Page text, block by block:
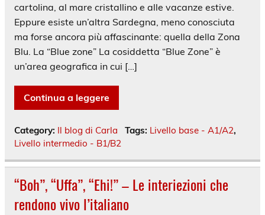
cartolina, al mare cristallino e alle vacanze estive.
Eppure esiste un’altra Sardegna, meno conosciuta
ma forse ancora più affascinante: quella della Zona
Blu. La “Blue zone” La cosiddetta “Blue Zone” è
un’area geografica in cui […]
Continua a leggere
Category: Il blog di Carla Tags: Livello base - A1/A2,
Livello intermedio - B1/B2
“Boh”, “Uffa”, “Ehi!” – Le interiezioni che
rendono vivo l’italiano